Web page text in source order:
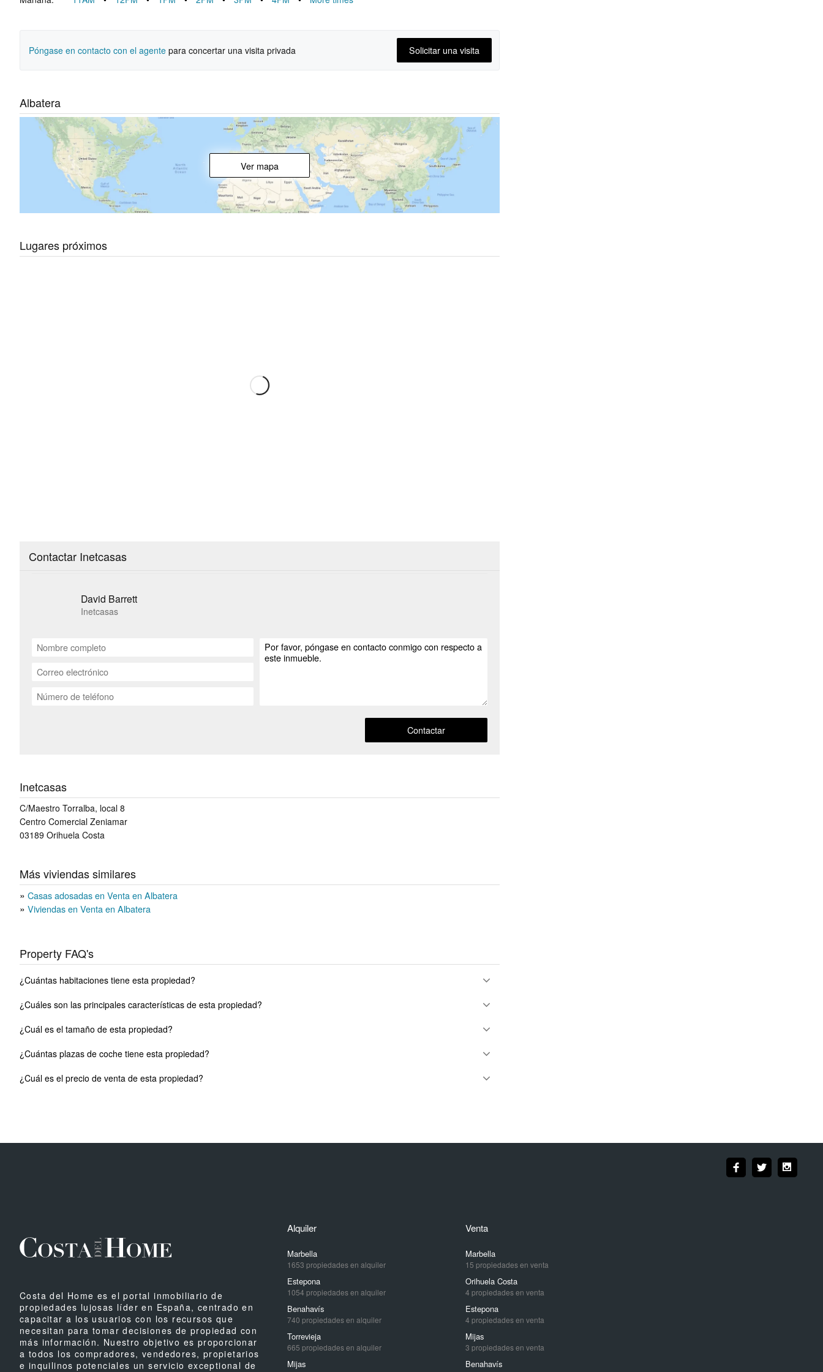
Póngase en contacto con el agente para concertar una visita privada Solicitar una visita
Albatera
Ver mapa
Lugares próximos
Contactar Inetcasas
David Barrett
Inetcasas
Contactar
Inetcasas
C/Maestro Torralba, local 8
Centro Comercial Zeniamar
03189 Orihuela Costa
Más viviendas similares
Casas adosadas en Venta en Albatera
Viviendas en Venta en Albatera
Property FAQ's
¿Cuántas habitaciones tiene esta propiedad?
¿Cuáles son las principales características de esta propiedad?
¿Cuál es el tamaño de esta propiedad?
¿Cuántas plazas de coche tiene esta propiedad?
¿Cuál es el precio de venta de esta propiedad?
Costa del Home es el portal inmobiliario de
propiedades lujosas líder en España, centrado en
capacitar a los usuarios con los recursos que
necesitan para tomar decisiones de propiedad con
más información. Nuestro objetivo es proporcionar
a todos los compradores, vendedores, propietarios
e inquilinos potenciales un servicio exceptional de
Alquiler
Marbella
1653 propiedades en alquiler
Estepona
1054 propiedades en alquiler
Benahavís
740 propiedades en alquiler
Torrevieja
665 propiedades en alquiler
Mijas
Venta
Marbella
15 propiedades en venta
Orihuela Costa
4 propiedades en venta
Estepona
4 propiedades en venta
Mijas
3 propiedades en venta
Benahavís